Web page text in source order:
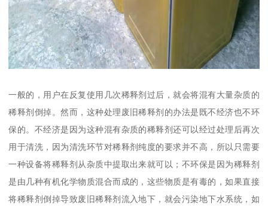
一般的，用户在反复使用几次稀释剂过后，就会将混有大量杂质的
稀释剂倒掉。然而，这种处理废旧稀释剂的办法是既不经济也不环
保的。不经济是因为这种混有杂质的稀释剂还可以经过处理后再次
用于清洗，因为清洗环节对稀释剂纯度的要求并不高，所以只需要
一种设备将稀释剂从杂质中提取出来就可以；不环保是因为稀释剂
是由几种有机化学物质混合而成的，这些物质是有毒的，如果直接
将稀释剂倒掉导致废旧稀释剂流入地下，就会污染地下水系统，如